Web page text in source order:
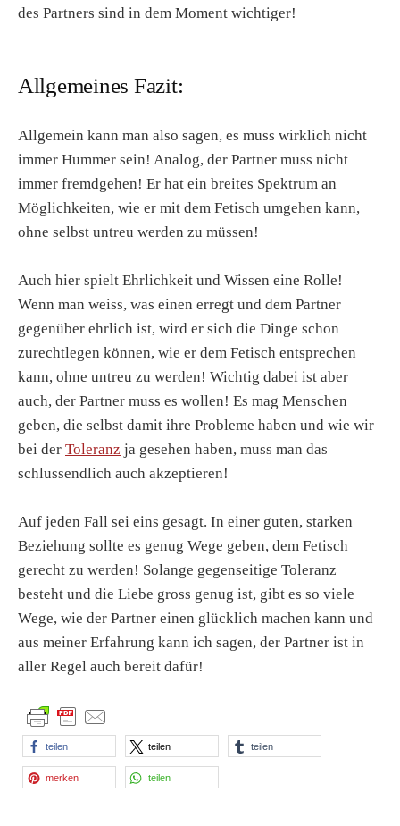
des Partners sind in dem Moment wichtiger!
Allgemeines Fazit:
Allgemein kann man also sagen, es muss wirklich nicht
immer Hummer sein! Analog, der Partner muss nicht
immer fremdgehen! Er hat ein breites Spektrum an
Möglichkeiten, wie er mit dem Fetisch umgehen kann,
ohne selbst untreu werden zu müssen!
Auch hier spielt Ehrlichkeit und Wissen eine Rolle!
Wenn man weiss, was einen erregt und dem Partner
gegenüber ehrlich ist, wird er sich die Dinge schon
zurechtlegen können, wie er dem Fetisch entsprechen
kann, ohne untreu zu werden! Wichtig dabei ist aber
auch, der Partner muss es wollen! Es mag Menschen
geben, die selbst damit ihre Probleme haben und wie wir
bei der Toleranz ja gesehen haben, muss man das
schlussendlich auch akzeptieren!
Auf jeden Fall sei eins gesagt. In einer guten, starken
Beziehung sollte es genug Wege geben, dem Fetisch
gerecht zu werden! Solange gegenseitige Toleranz
besteht und die Liebe gross genug ist, gibt es so viele
Wege, wie der Partner einen glücklich machen kann und
aus meiner Erfahrung kann ich sagen, der Partner ist in
aller Regel auch bereit dafür!
teilen teilen teilen
merken teilen